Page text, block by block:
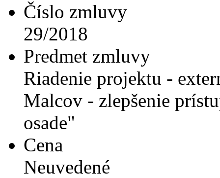
Číslo zmluvy
29/2018
Predmet zmluvy
Riadenie projektu -
Malcov - zlepšenie
osade"
Cena
Neuvedené